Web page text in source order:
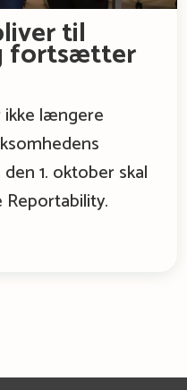
til
fortsætter
ikke længere
1. oktober skal